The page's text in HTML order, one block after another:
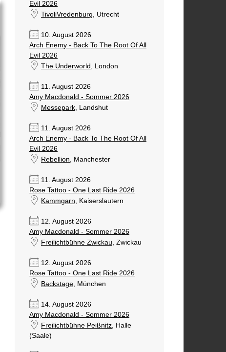
Evil 2026
TivoliVredenburg, Utrecht
10. August 2026
Arch Enemy - Back To The Root Of All
Evil 2026
The Underworld , London
11. August 2026
Amy Macdonald - Sommer 2026
Messepark, Landshut
11. August 2026
Arch Enemy - Back To The Root Of All
Evil 2026
Rebellion, Manchester
11. August 2026
Rose Tattoo - One Last Ride 2026
Kammgarn, Kaiserslautern
12. August 2026
Amy Macdonald - Sommer 2026
Freilichtbühne Zwickau, Zwickau
12. August 2026
Rose Tattoo - One Last Ride 2026
Backstage, München
14. August 2026
Amy Macdonald - Sommer 2026
Freilichtbühne Peißnitz, Halle
(Saale)